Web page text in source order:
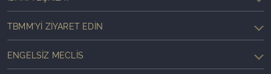
TBMM'YI ZIYARET EDIN
ENGELSIZ MECLIS